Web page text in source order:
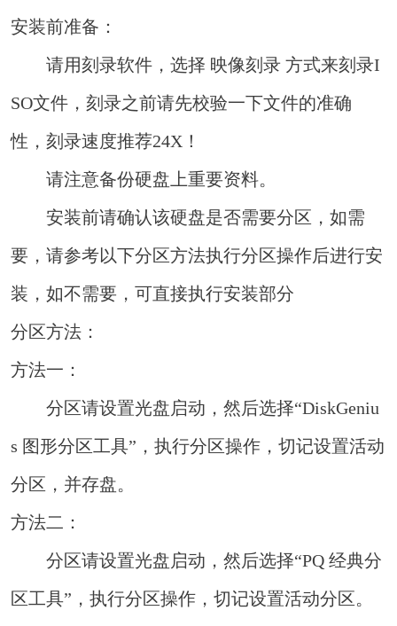
安装前准备：
请用刻录软件，选择 映像刻录 方式来刻录I
SO文件，刻录之前请先校验一下文件的准确
性，刻录速度推荐24X！
请注意备份硬盘上重要资料。
安装前请确认该硬盘是否需要分区，如需
要，请参考以下分区方法执行分区操作后进行安
装，如不需要，可直接执行安装部分
分区方法：
方法一：
分区请设置光盘启动，然后选择“DiskGeniu
s 图形分区工具”，执行分区操作，切记设置活动
分区，并存盘。
方法二：
分区请设置光盘启动，然后选择“PQ 经典分
区工具”，执行分区操作，切记设置活动分区。